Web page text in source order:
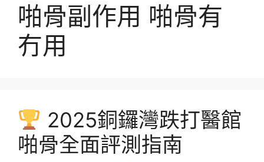
啪骨副作用 啪骨有
冇用
2025銅鑼灣跌打醫館
啪骨全面評測指南